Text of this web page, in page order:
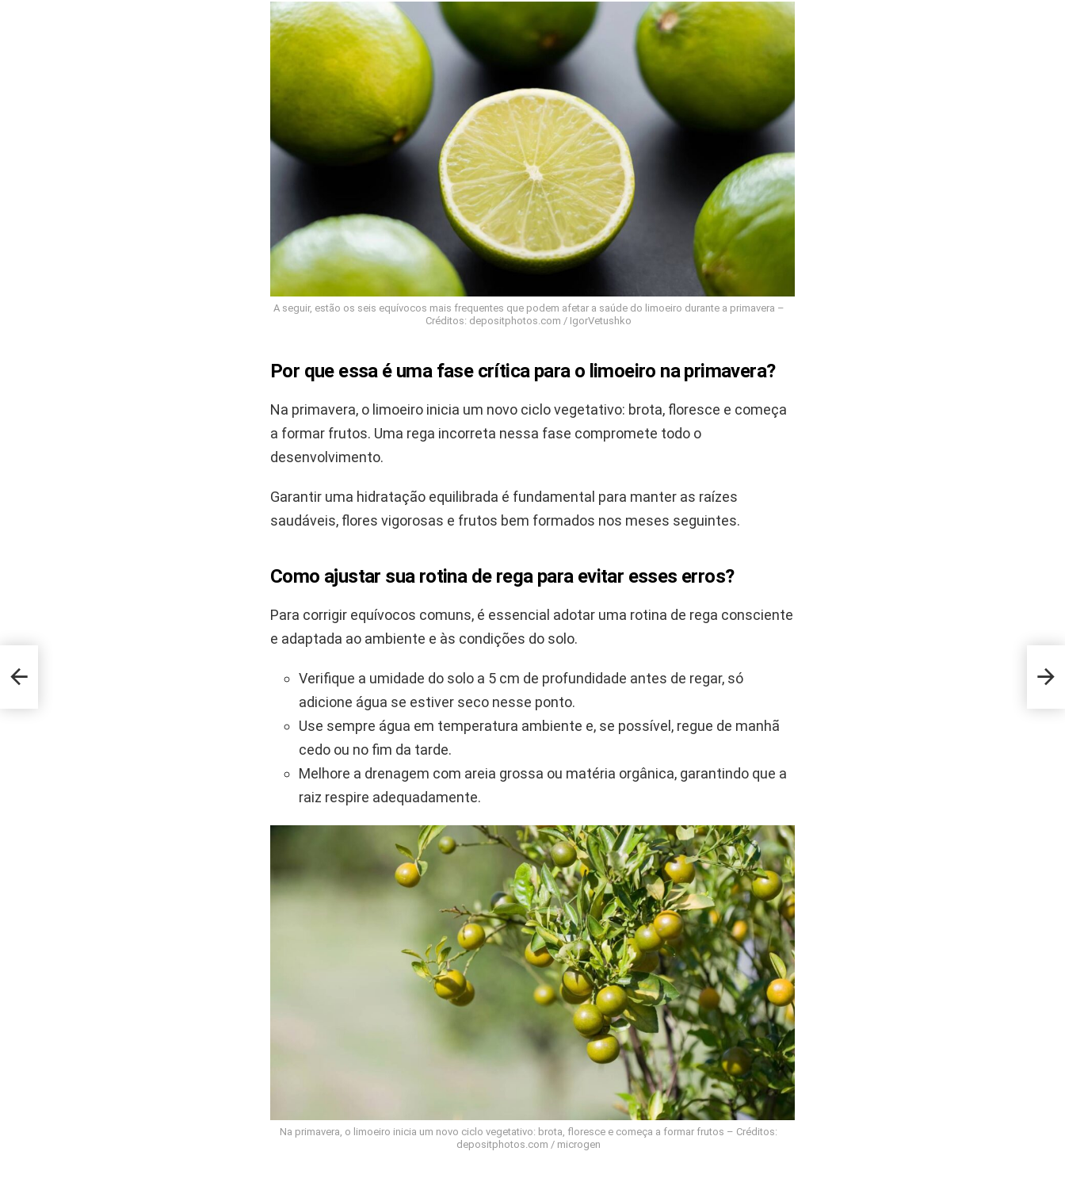
A seguir, estão os seis equívocos mais frequentes que podem afetar a saúde do limoeiro durante a primavera –
Créditos: depositphotos.com / IgorVetushko
Por que essa é uma fase crítica para o limoeiro na primavera?
Na primavera, o limoeiro inicia um novo ciclo vegetativo: brota, floresce e começa
a formar frutos. Uma rega incorreta nessa fase compromete todo o
desenvolvimento.
Garantir uma hidratação equilibrada é fundamental para manter as raízes
saudáveis, flores vigorosas e frutos bem formados nos meses seguintes.
Como ajustar sua rotina de rega para evitar esses erros?
Para corrigir equívocos comuns, é essencial adotar uma rotina de rega consciente
e adaptada ao ambiente e às condições do solo.
Verifique a umidade do solo a 5 cm de profundidade antes de regar, só
adicione água se estiver seco nesse ponto.
Use sempre água em temperatura ambiente e, se possível, regue de manhã
cedo ou no fim da tarde.
Melhore a drenagem com areia grossa ou matéria orgânica, garantindo que a
raiz respire adequadamente.
Na primavera, o limoeiro inicia um novo ciclo vegetativo: brota, floresce e começa a formar frutos – Créditos:
depositphotos.com / microgen
A